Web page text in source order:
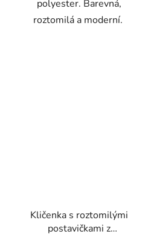
polyester. Barevná,
roztomilá a moderní.
Kličenka s roztomilými
postavičkami z